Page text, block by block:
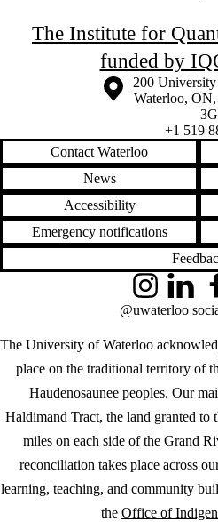
The Institute for
funded by
Information about the University of
Campus map
200
Waterloo, ON,
+1 519
Contact Waterloo
News
Accessibility
Emergency notifications
The University of Waterloo
place on the traditional territory of
Haudenosaunee peoples. Our
Haldimand Tract, the land granted to
miles on each side of the Grand
reconciliation takes place across
learning, teaching, and community
the Office of
InstagramLinkedIn
@uwaterloo